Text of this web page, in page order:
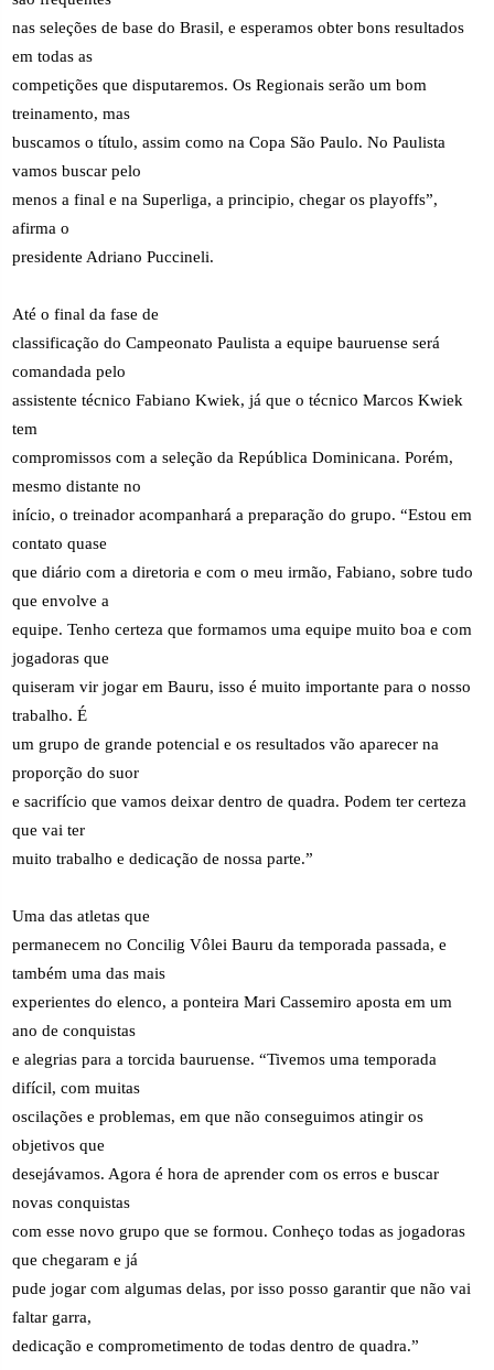
nas seleções de base do Brasil, e esperamos obter bons resultados
em todas as
competições que disputaremos. Os Regionais serão um bom
treinamento, mas
buscamos o título, assim como na Copa São Paulo. No Paulista
vamos buscar pelo
menos a final e na Superliga, a principio, chegar os playoffs”,
afirma o
presidente Adriano Puccineli.
Até o final da fase de
classificação do Campeonato Paulista a equipe bauruense será
comandada pelo
assistente técnico Fabiano Kwiek, já que o técnico Marcos Kwiek
tem
compromissos com a seleção da República Dominicana. Porém,
mesmo distante no
início, o treinador acompanhará a preparação do grupo. “Estou em
contato quase
que diário com a diretoria e com o meu irmão, Fabiano, sobre tudo
que envolve a
equipe. Tenho certeza que formamos uma equipe muito boa e com
jogadoras que
quiseram vir jogar em Bauru, isso é muito importante para o nosso
trabalho. É
um grupo de grande potencial e os resultados vão aparecer na
proporção do suor
e sacrifício que vamos deixar dentro de quadra. Podem ter certeza
que vai ter
muito trabalho e dedicação de nossa parte.”
Uma das atletas que
permanecem no Concilig Vôlei Bauru da temporada passada, e
também uma das mais
experientes do elenco, a ponteira Mari Cassemiro aposta em um
ano de conquistas
e alegrias para a torcida bauruense. “Tivemos uma temporada
difícil, com muitas
oscilações e problemas, em que não conseguimos atingir os
objetivos que
desejávamos. Agora é hora de aprender com os erros e buscar
novas conquistas
com esse novo grupo que se formou. Conheço todas as jogadoras
que chegaram e já
pude jogar com algumas delas, por isso posso garantir que não vai
faltar garra,
dedicação e comprometimento de todas dentro de quadra.”